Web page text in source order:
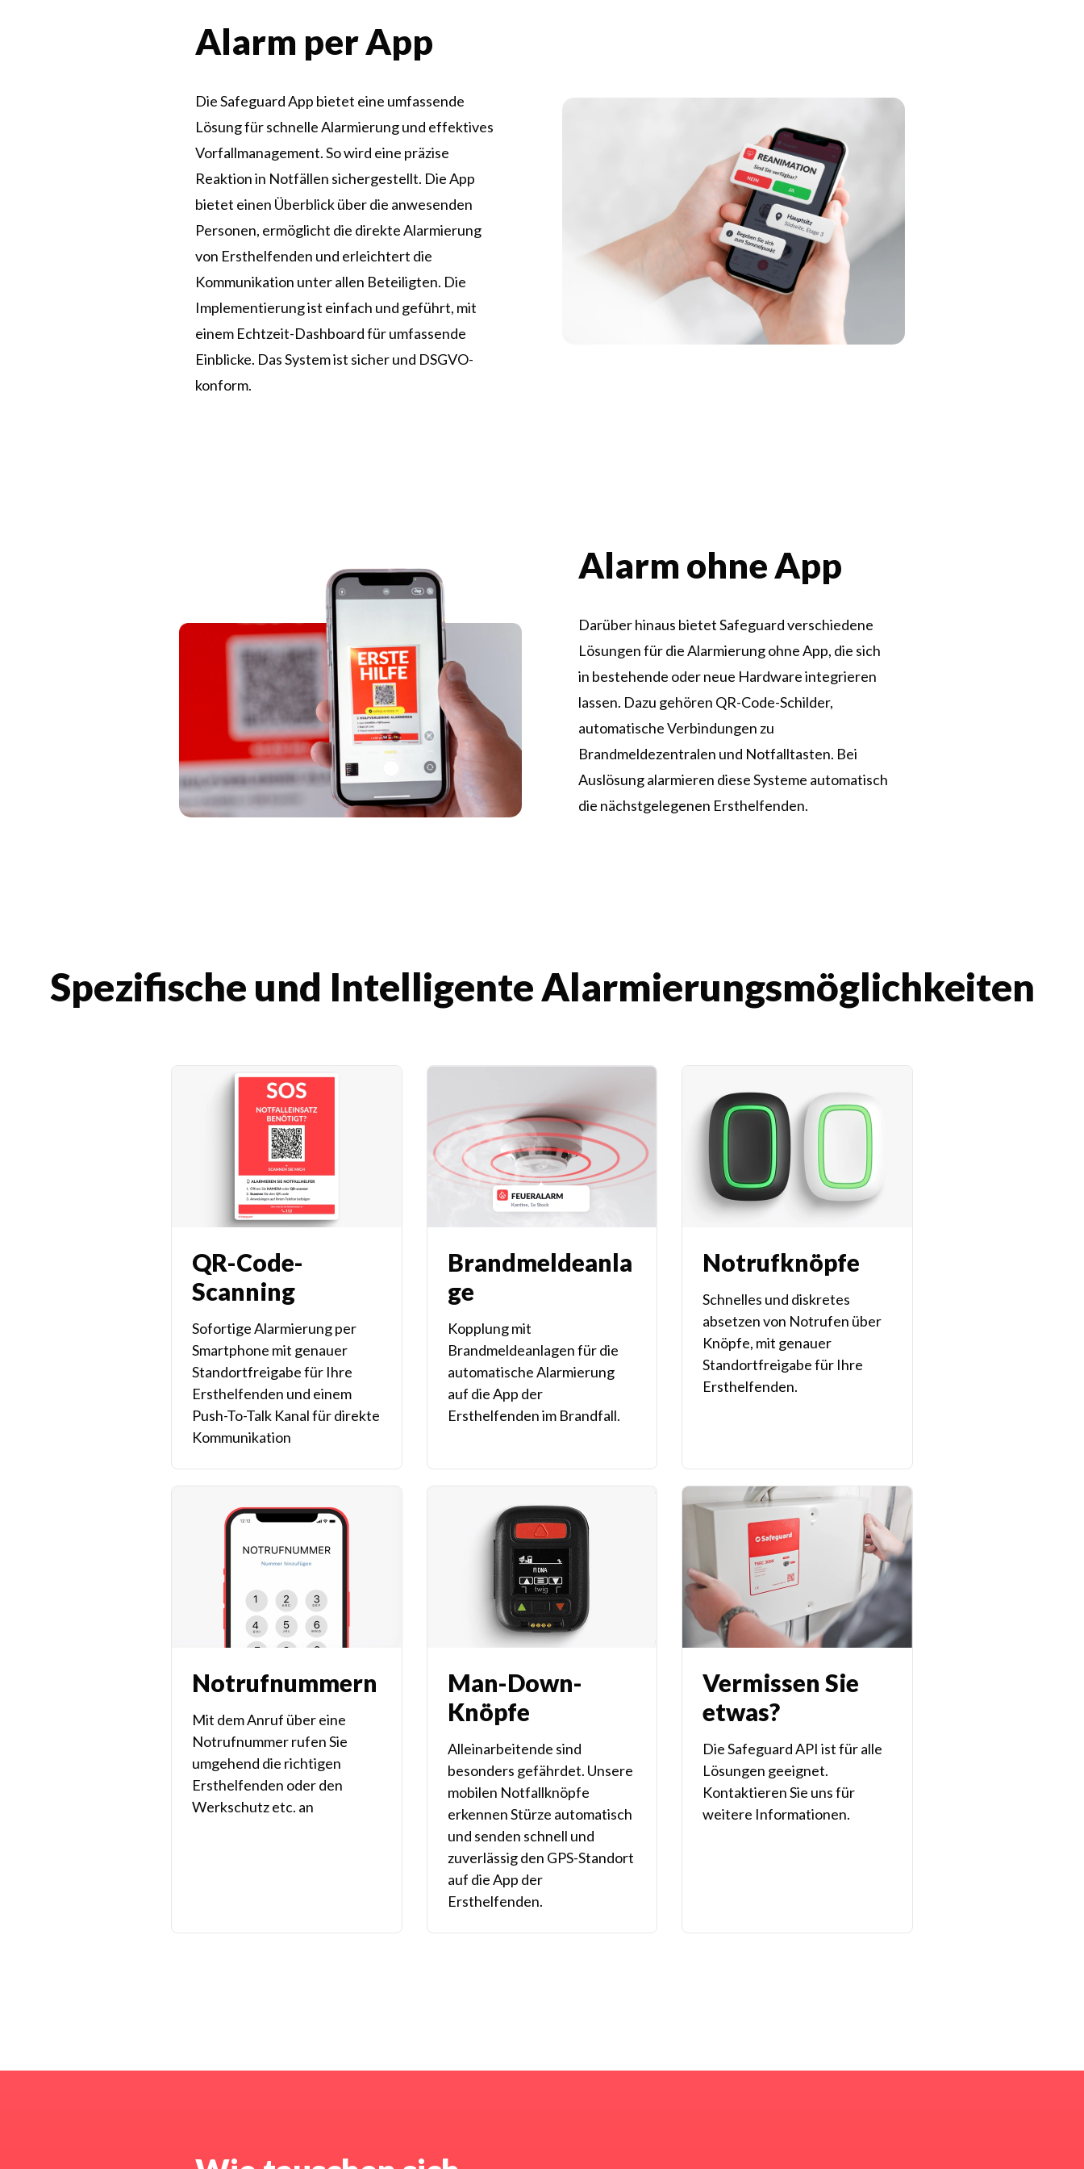
Alarm per App
Die Safeguard App bietet eine umfassende
Lösung für schnelle Alarmierung und effektives
Vorfallmanagement. So wird eine präzise
Reaktion in Notfällen sichergestellt. Die App
bietet einen Überblick über die anwesenden
Personen, ermöglicht die direkte Alarmierung
von Ersthelfenden und erleichtert die
Kommunikation unter allen Beteiligten. Die
Implementierung ist einfach und geführt, mit
einem Echtzeit-Dashboard für umfassende
Einblicke. Das System ist sicher und DSGVO-
konform.
Alarm ohne App
Darüber hinaus bietet Safeguard verschiedene
Lösungen für die Alarmierung ohne App, die sich
in bestehende oder neue Hardware integrieren
lassen. Dazu gehören QR-Code-Schilder,
automatische Verbindungen zu
Brandmeldezentralen und Notfalltasten. Bei
Auslösung alarmieren diese Systeme automatisch
die nächstgelegenen Ersthelfenden.
Spezifische und Intelligente Alarmierungsmöglichkeiten
QR-Code-
Scanning
Sofortige Alarmierung per
Smartphone mit genauer
Standortfreigabe für Ihre
Ersthelfenden und einem
Push-To-Talk Kanal für direkte
Kommunikation
Brandmeldeanla
ge
Kopplung mit
Brandmeldeanlagen für die
automatische Alarmierung
auf die App der
Ersthelfenden im Brandfall.
Notrufknöpfe
Schnelles und diskretes
absetzen von Notrufen über
Knöpfe, mit genauer
Standortfreigabe für Ihre
Ersthelfenden.
Notrufnummern
Mit dem Anruf über eine
Notrufnummer rufen Sie
umgehend die richtigen
Ersthelfenden oder den
Werkschutz etc. an
Man-Down-
Knöpfe
Alleinarbeitende sind
besonders gefährdet. Unsere
mobilen Notfallknöpfe
erkennen Stürze automatisch
und senden schnell und
zuverlässig den GPS-Standort
auf die App der
Ersthelfenden.
Vermissen Sie
etwas?
Die Safeguard API ist für alle
Lösungen geeignet.
Kontaktieren Sie uns für
weitere Informationen.